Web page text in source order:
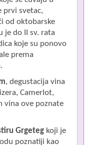
prvi svetac,
od oktobarske
je do II sv. rata
koje su ponovo
prema
, degustacija vina
Camerlot,
vina ove poznate
Grgeteg koji je
poznatiji kao